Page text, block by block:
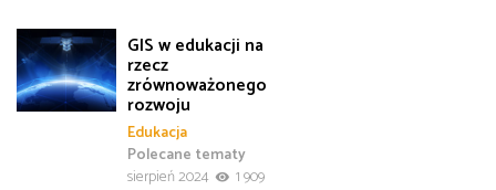
GIS w edukacji na
rzecz
zrównoważonego
rozwoju
Edukacja
Polecane tematy
sierpień 2024
1 909